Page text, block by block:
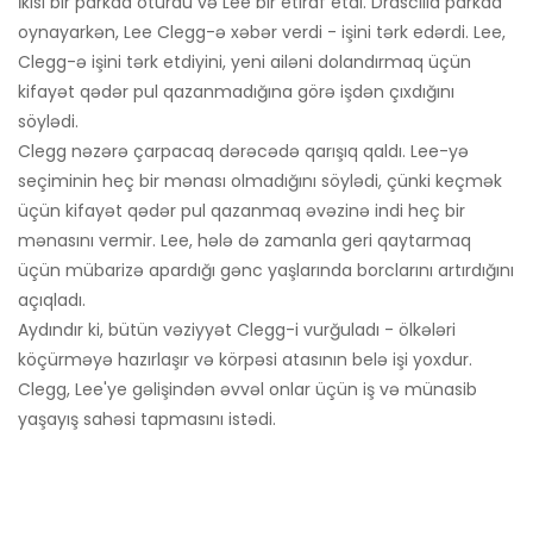
oynayarkən, Lee Clegg-ə xəbər verdi - işini tərk edərdi. Lee,
Clegg-ə işini tərk etdiyini, yeni ailəni dolandırmaq üçün
kifayət qədər pul qazanmadığına görə işdən çıxdığını
söylədi.
Clegg nəzərə çarpacaq dərəcədə qarışıq qaldı. Lee-yə
seçiminin heç bir mənası olmadığını söylədi, çünki keçmək
üçün kifayət qədər pul qazanmaq əvəzinə indi heç bir
mənasını vermir. Lee, hələ də zamanla geri qaytarmaq
üçün mübarizə apardığı gənc yaşlarında borclarını artırdığını
açıqladı.
Aydındır ki, bütün vəziyyət Clegg-i vurğuladı - ölkələri
köçürməyə hazırlaşır və körpəsi atasının belə işi yoxdur.
Clegg, Lee'ye gəlişindən əvvəl onlar üçün iş və münasib
yaşayış sahəsi tapmasını istədi.